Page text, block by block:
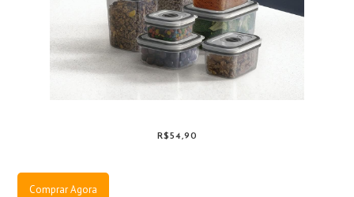
R$54,90
Comprar Agora